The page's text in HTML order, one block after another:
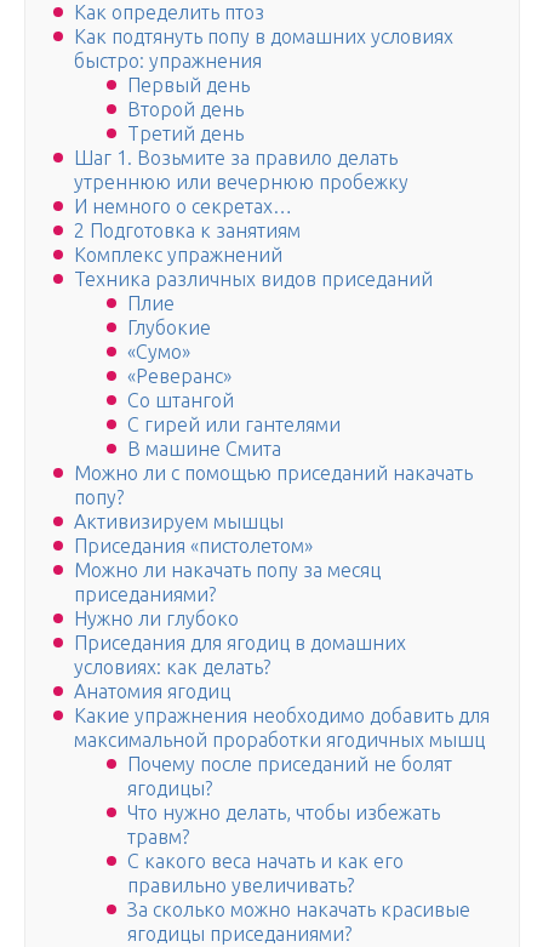
Как определить птоз
Как подтянуть попу в домашних условиях
быстро: упражнения
Первый день
Второй день
Третий день
Шаг 1. Возьмите за правило делать
утреннюю или вечернюю пробежку
И немного о секретах…
2 Подготовка к занятиям
Комплекс упражнений
Техника различных видов приседаний
Плие
Глубокие
«Сумо»
«Реверанс»
Со штангой
С гирей или гантелями
В машине Смита
Можно ли с помощью приседаний накачать
попу?
Активизируем мышцы
Приседания «пистолетом»
Можно ли накачать попу за месяц
приседаниями?
Нужно ли глубоко
Приседания для ягодиц в домашних
условиях: как делать?
Анатомия ягодиц
Какие упражнения необходимо добавить для
максимальной проработки ягодичных мышц
Почему после приседаний не болят
ягодицы?
Что нужно делать, чтобы избежать
травм?
С какого веса начать и как его
правильно увеличивать?
За сколько можно накачать красивые
ягодицы приседаниями?